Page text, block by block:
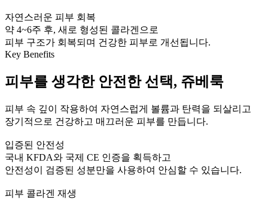
자연스러운 피부 회복
약 4~6주 후, 새로 형성된 콜라겐으로
피부 구조가 회복되며 건강한 피부로 개선됩니다.
Key Benefits
피부를 생각한 안전한 선택, 쥬베룩
피부 속 깊이 작용하여 자연스럽게 볼륨과 탄력을 되살리고
장기적으로 건강하고 매끄러운 피부를 만듭니다.
입증된 안전성
국내 KFDA와 국제 CE 인증을 획득하고
안전성이 검증된 성분만을 사용하여 안심할 수 있습니다.
피부 콜라겐 재생